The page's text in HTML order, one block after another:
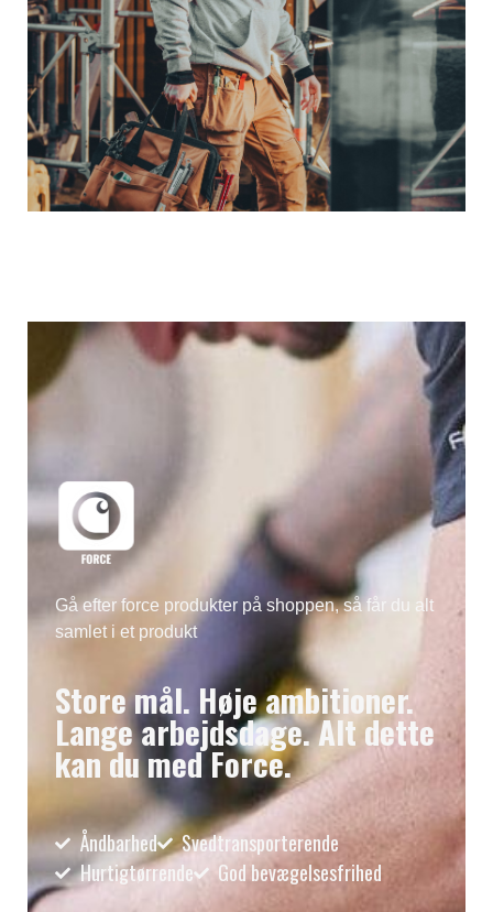
Gå efter force produkter på shoppen, så får du alt
samlet i et produkt
Store mål. Høje ambitioner.
Lange arbejdsdage. Alt dette
kan du med Force.
Åndbarhed
Svedtransporterende
Hurtigtørrende
God bevægelsesfrihed